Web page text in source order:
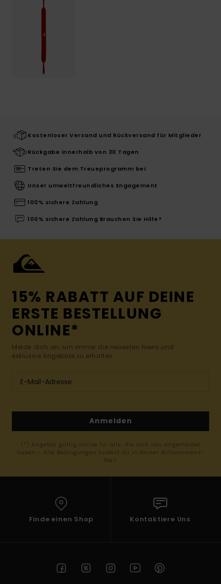
Kostenloser Versand und Rückversand für Mitglieder
Rückgabe innerhalb von 30 Tagen
Treten Sie dem Treueprogramm bei
Unser umweltfreundliches Engagement
100% sichere Zahlung
100% sichere Zahlung Brauchen Sie Hilfe?
15% RABATT AUF DEINE
ERSTE BESTELLUNG
ONLINE*
Melde dich an, um immer die neuesten News und
exklusive Angebote zu erhalten.
Anmelden
(*) Angebot gültig online für alle, die sich neu angemeldet
haben - Alle Bedingungen findest du in deiner Willkommens-
Mail
Finde einen Shop Kontaktiere Uns